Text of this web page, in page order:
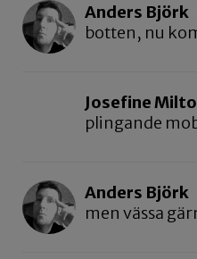
Anders Björk
botten, nu
Josefine
plingande
Anders Björk
men vässa